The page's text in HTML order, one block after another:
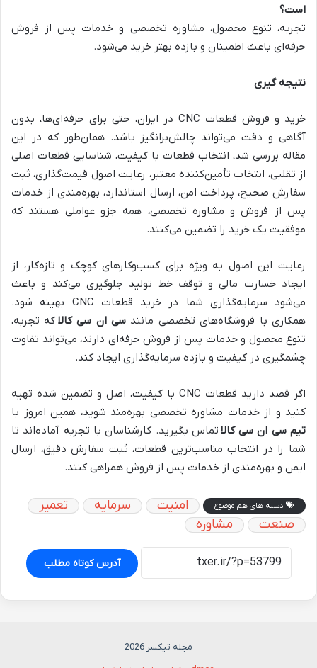
است؟
تجربه، تنوع محصول، مشاوره تخصصی و خدمات پس از فروش
حرفه‌ای باعث اطمینان و بازده بهتر خرید می‌شود.
نتیجه گیری
خرید و فروش قطعات CNC در ایران، حتی برای حرفه‌ای‌ها، بدون
آگاهی و دقت می‌تواند چالش‌برانگیز باشد. همان‌طور که در این
مقاله بررسی شد، انتخاب قطعات با کیفیت، شناسایی قطعات اصلی
از تقلبی، انتخاب تأمین‌کننده معتبر، رعایت اصول قیمت‌گذاری، ثبت
سفارش صحیح، پرداخت امن، ارسال استاندارد، بهره‌مندی از خدمات
پس از فروش و مشاوره تخصصی، همه جزو عواملی هستند که
موفقیت یک خرید را تضمین می‌کنند.
رعایت این اصول به ویژه برای کسب‌وکارهای کوچک و تازه‌کار، از
ایجاد خسارت مالی و توقف خط تولید جلوگیری می‌کند و باعث
می‌شود سرمایه‌گذاری شما در خرید قطعات CNC بهینه شود.
همکاری با فروشگاه‌های تخصصی مانند سی ان سی کالا که تجربه،
تنوع محصول و خدمات پس از فروش حرفه‌ای دارند، می‌تواند تفاوت
چشمگیری در کیفیت و بازده سرمایه‌گذاری ایجاد کند.
اگر قصد دارید قطعات CNC با کیفیت، اصل و تضمین شده تهیه
کنید و از خدمات مشاوره تخصصی بهره‌مند شوید، همین امروز با
تیمسی ان سی کالا تماس بگیرید. کارشناسان با تجربه آماده‌اند تا
شما را در انتخاب مناسب‌ترین قطعات، ثبت سفارش دقیق، ارسال
ایمن و بهره‌مندی از خدمات پس از فروش همراهی کنند.
دسته های هم موضوع امنیت سرمایه
تعمیر
صنعت
مشاوره
آدرس کوتاه مطلب
مجله تیکسر 2026